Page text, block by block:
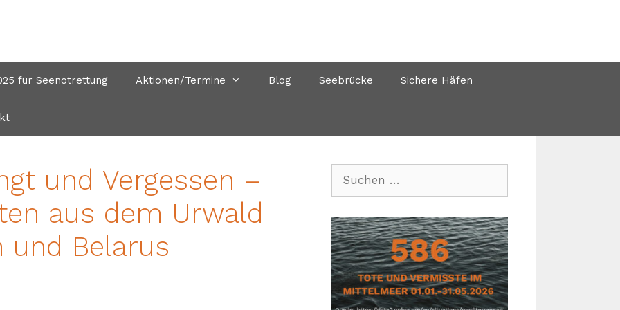
für Seenotrettung Aktionen/Termine Blog Seebrücke Sichere Häfen
und Vergessen –
aus dem Urwald
und Belarus
Suchen